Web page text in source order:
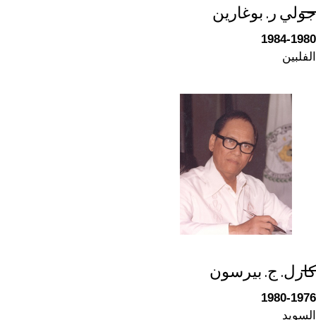
جولي ر. بوغارين
1984-1980
الفلبين
كارل. ج. بيرسون
1980-1976
السويد